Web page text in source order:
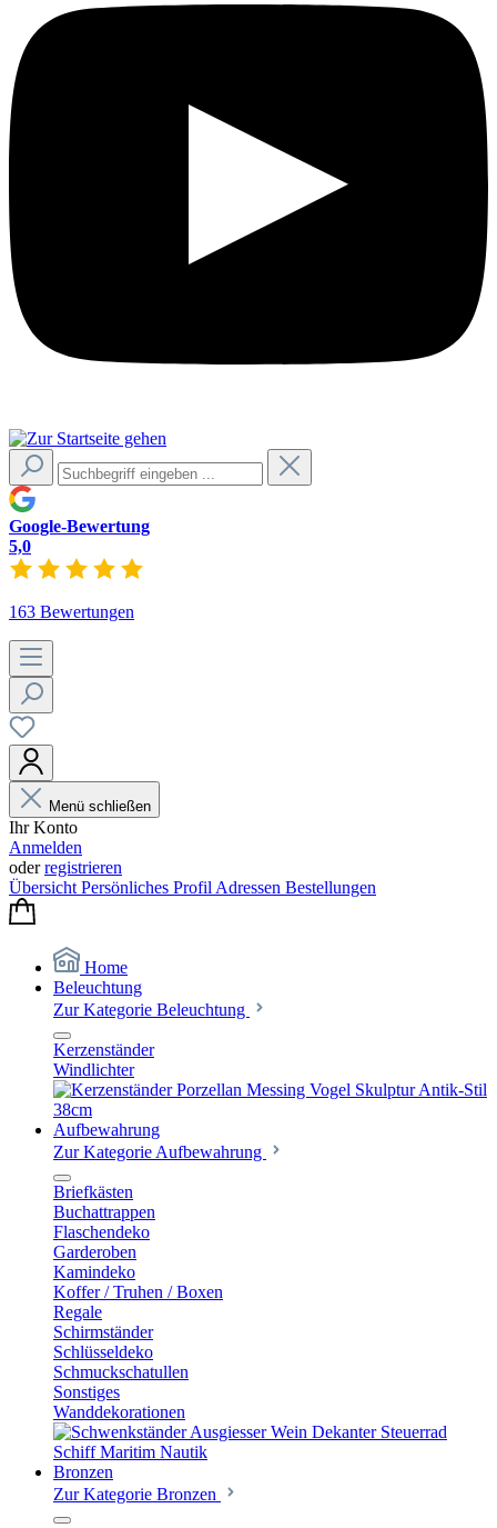
Google-Bewertung
5,0
163 Bewertungen
Menü schließen
Ihr Konto
Anmelden
oderregistrieren
Übersicht Persönliches Profil Adressen Bestellungen
Home
Beleuchtung
Zur Kategorie Beleuchtung
Kerzenständer
Windlichter
Aufbewahrung
Zur Kategorie Aufbewahrung
Briefkästen
Buchattrappen
Flaschendeko
Garderoben
Kamindeko
Koffer / Truhen / Boxen
Regale
Schirmständer
Schlüsseldeko
Schmuckschatullen
Sonstiges
Wanddekorationen
Bronzen
Zur Kategorie Bronzen